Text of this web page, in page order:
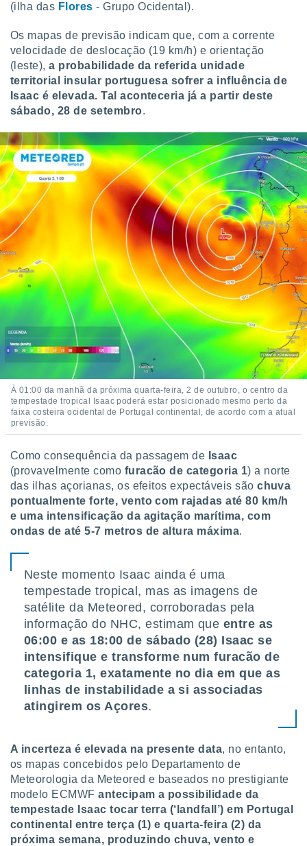
(ilha das Flores - Grupo Ocidental).
Os mapas de previsão indicam que, com a corrente
velocidade de deslocação (19 km/h) e orientação
(leste),a probabilidade da referida unidade
territorial insular portuguesa sofrer a influência de
Isaac é elevada. Tal aconteceria já a partir deste
sábado, 28 de setembro.
À 01:00 da manhã da próxima quarta-feira, 2 de outubro, o centro da
tempestade tropical Isaac poderá estar posicionado mesmo perto da
faixa costeira ocidental de Portugal continental, de acordo com a atual
previsão.
Como consequência da passagem de Isaac
(provavelmente como furacão de categoria 1) a norte
das ilhas açorianas, os efeitos expectáveis sãochuva
pontualmente forte, vento com rajadas até 80 km/h
e uma intensificação da agitação marítima, com
ondas de até 5-7 metros de altura máxima.
Neste momento Isaac ainda é uma
tempestade tropical, mas as imagens de
satélite da Meteored, corroboradas pela
informação do NHC, estimam que entre as
06:00 e as 18:00 de sábado (28) Isaac se
intensifique e transforme num furacão de
categoria 1, exatamente no dia em que as
linhas de instabilidade a si associadas
atingirem os Açores.
A incerteza é elevada na presente data, no entanto,
os mapas concebidos pelo Departamento de
Meteorologia da Meteored e baseados no prestigiante
modelo ECMWFantecipam a possibilidade da
tempestade Isaac tocar terra (‘landfall’) em Portugal
continental entre terça (1) e quarta-feira (2) da
próxima semana, produzindo chuva, vento e